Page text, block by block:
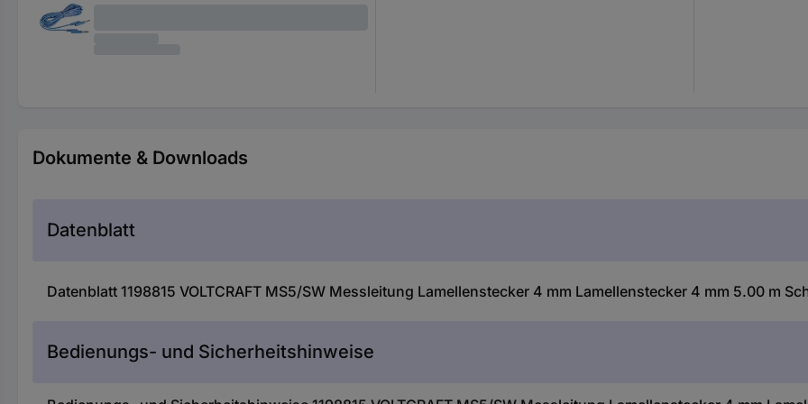
Dokumente & Downloads
Datenblatt
Datenblatt 1198815 VOLTCRAFT MS5/SW Messleitung Lamellenstecker 4 mm Lamellenstecker 4 mm 5.00 m
Bedienungs- und Sicherheitshinweise